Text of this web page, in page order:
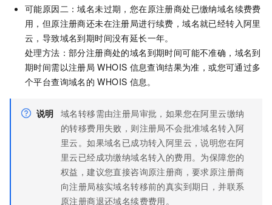
可能原因二：域名未过期，您在原注册商处已缴纳域名续费费
用，但原注册商还未在注册局进行续费，域名就已经转入阿里
云，导致域名到期时间没有延长一年。
处理方法：部分注册商处的域名到期时间可能不准确，域名到
期时间需以注册局 WHOIS 信息查询结果为准，或您可通过多
个平台查询域名的 WHOIS 信息。
说明 域名转移需由注册局审批，如果您在阿里云缴纳
的转移费用失败，则注册局不会批准域名转入阿
里云。如果域名已成功转入阿里云，说明您在阿
里云已经成功缴纳域名转入的费用。为保障您的
权益，建议您直接咨询原注册商，要求原注册商
向注册局核实域名转移前的真实到期日，并联系
原注册商退还域名续费费用。